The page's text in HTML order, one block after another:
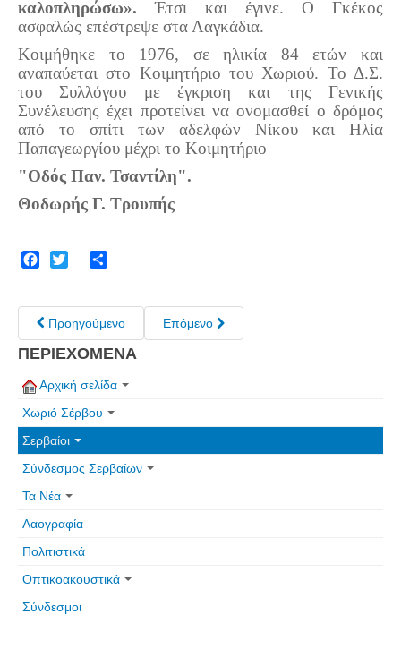
καλοπληρώσω». Έτσι και έγινε. Ο Γκέκος
ασφαλώς επέστρεψε στα Λαγκάδια.
Κοιμήθηκε το 1976, σε ηλικία 84 ετών και
αναπαύεται στο Κοιμητήριο του Χωριού. Το Δ.Σ.
του Συλλόγου με έγκριση και της Γενικής
Συνέλευσης έχει προτείνει να ονομασθεί ο δρόμος
από το σπίτι των αδελφών Νίκου και Ηλία
Παπαγεωργίου μέχρι το Κοιμητήριο
"Οδός Παν. Τσαντίλη".
Θοδωρής Γ. Τρουπής
Προηγούμενο Επόμενο
ΠΕΡΙΕΧΟΜΕΝΑ
Αρχική σελίδα
Χωριό Σέρβου
Σερβαίοι
Σύνδεσμος Σερβαίων
Τα Νέα
Λαογραφία
Πολιτιστικά
Οπτικοακουστικά
Σύνδεσμοι